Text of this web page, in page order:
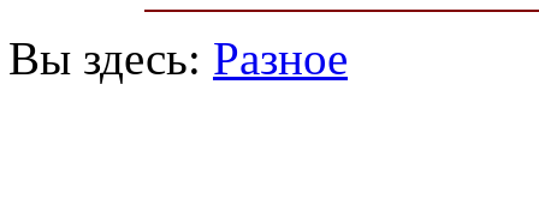
Вы здесь: Разное